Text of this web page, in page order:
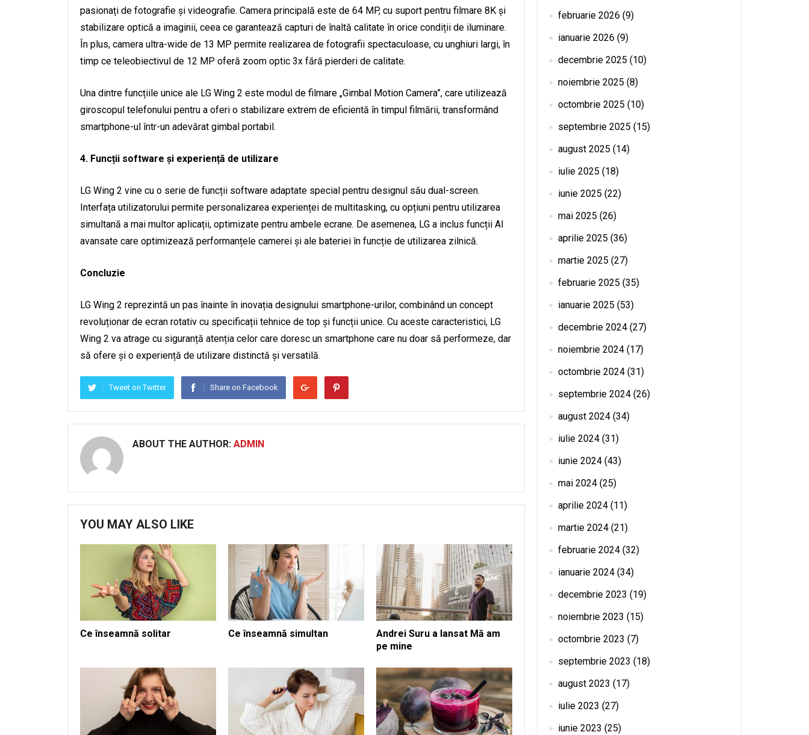
pasionați de fotografie și videografie. Camera principală este de 64 MP, cu suport pentru filmare 8K și
stabilizare optică a imaginii, ceea ce garantează capturi de înaltă calitate în orice condiții de iluminare.
În plus, camera ultra-wide de 13 MP permite realizarea de fotografii spectaculoase, cu unghiuri largi, în
timp ce teleobiectivul de 12 MP oferă zoom optic 3x fără pierderi de calitate.
Una dintre funcțiile unice ale LG Wing 2 este modul de filmare „Gimbal Motion Camera”, care utilizează
giroscopul telefonului pentru a oferi o stabilizare extrem de eficientă în timpul filmării, transformând
smartphone-ul într-un adevărat gimbal portabil.
4. Funcții software și experiență de utilizare
LG Wing 2 vine cu o serie de funcții software adaptate special pentru designul său dual-screen.
Interfața utilizatorului permite personalizarea experienței de multitasking, cu opțiuni pentru utilizarea
simultană a mai multor aplicații, optimizate pentru ambele ecrane. De asemenea, LG a inclus funcții AI
avansate care optimizează performanțele camerei și ale bateriei în funcție de utilizarea zilnică.
Concluzie
LG Wing 2 reprezintă un pas înainte în inovația designului smartphone-urilor, combinând un concept
revoluționar de ecran rotativ cu specificații tehnice de top și funcții unice. Cu aceste caracteristici, LG
Wing 2 va atrage cu siguranță atenția celor care doresc un smartphone care nu doar să performeze, dar
să ofere și o experiență de utilizare distinctă și versatilă.
Tweet on Twitter Share on Facebook
ABOUT THE AUTHOR: ADMIN
YOU MAY ALSO LIKE
Ce înseamnă solitar Ce înseamnă simultan
Andrei Suru a lansat Mă am
pe mine
februarie 2026 (9)
ianuarie 2026 (9)
decembrie 2025 (10)
noiembrie 2025 (8)
octombrie 2025 (10)
septembrie 2025 (15)
august 2025 (14)
iulie 2025 (18)
iunie 2025 (22)
mai 2025 (26)
aprilie 2025 (36)
martie 2025 (27)
februarie 2025 (35)
ianuarie 2025 (53)
decembrie 2024 (27)
noiembrie 2024 (17)
octombrie 2024 (31)
septembrie 2024 (26)
august 2024 (34)
iulie 2024 (31)
iunie 2024 (43)
mai 2024 (25)
aprilie 2024 (11)
martie 2024 (21)
februarie 2024 (32)
ianuarie 2024 (34)
decembrie 2023 (19)
noiembrie 2023 (15)
octombrie 2023 (7)
septembrie 2023 (18)
august 2023 (17)
iulie 2023 (27)
iunie 2023 (25)